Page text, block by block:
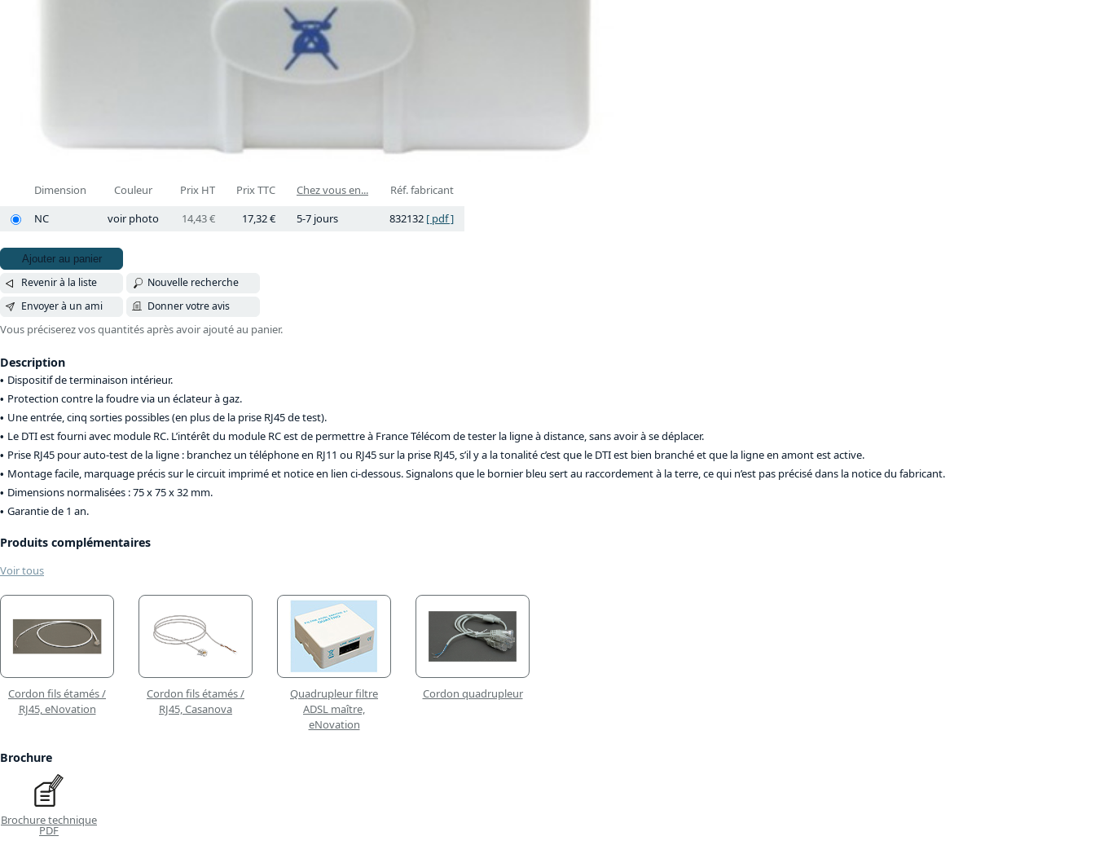
Dimension Couleur Prix HT Prix TTC Chez vous en...
Réf. fabricant
NC
voir photo 14,43 € 17,32 € 5-7 jours 832132 [ pdf ]
Ajouter au panier
Revenir à la liste
Nouvelle recherche
Envoyer à un ami
Donner votre avis
Vous préciserez vos quantités après avoir ajouté au panier.
Description
Dispositif de terminaison intérieur.
Protection contre la foudre via un éclateur à gaz.
Une entrée, cinq sorties possibles (en plus de la prise RJ45 de test).
Le DTI est fourni avec module RC. L’intérêt du module RC est de permettre à France Télécom de tester la ligne à distance, sans avoir à se déplacer.
Prise RJ45 pour auto-test de la ligne : branchez un téléphone en RJ11 ou RJ45 sur la prise RJ45, s’il y a la tonalité c’est que le DTI est bien branché et que la ligne en amont est active.
Montage facile, marquage précis sur le circuit imprimé et notice en lien ci-dessous. Signalons que le bornier bleu sert au raccordement à la terre, ce qui n’est pas précisé dans la notice du fabricant.
Dimensions normalisées : 75 x 75 x 32 mm.
Garantie de 1 an.
Produits complémentaires
Voir tous
Cordon fils étamés /
RJ45, eNovation
Cordon fils étamés /
RJ45, Casanova
Quadrupleur filtre
ADSL maître,
eNovation
Cordon quadrupleur
Brochure
Brochure technique
PDF